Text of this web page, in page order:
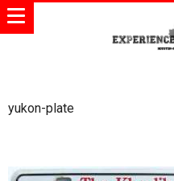
yukon-plate